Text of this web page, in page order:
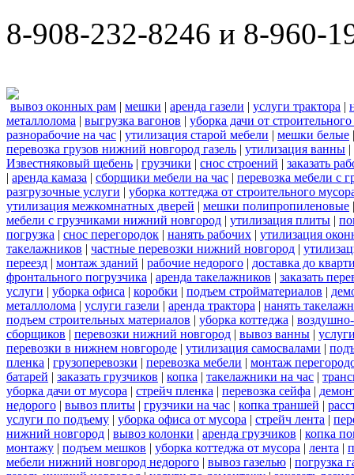
8-908-232-8246 и 8-960-
вывоз оконных рам | мешки | аренда газели | услуги трактора |
металлолома | выгрузка вагонов | уборка дачи от
разнорабочие на час | утилизация старой мебели | мешки белые
перевозка грузов нижний новгород газель | утилизация ванны |
Известняковый щебень | грузчики | снос строений | заказать
| аренда камаза | сборщики мебели на час | перевозка мебели с
разгрузочные услуги | уборка коттеджа от строительного
утилизация межкомнатных дверей | мешки полипропиленовые
мебели с грузчиками нижний новгород | утилизация плиты |
погрузка | снос перегородок | нанять рабочих | утилизация
такелажников | частные перевозки нижний новгород |
переезд | монтаж зданий | рабочие недорого | доставка до
фронтального погрузчика | аренда такелажников | заказать
услуги | уборка офиса | коробки | подъем стройматериалов |
металлолома | услуги газели | аренда трактора | нанять
подъем строительных материалов | уборка коттеджа |
сборщиков | перевозки нижний новгород | вывоз ванны |
перевозки в нижнем новгороде | утилизация самосвалами |
пленка | грузоперевозки | перевозка мебели | монтаж
батарей | заказать грузчиков | копка | такелажники на час |
уборка дачи от мусора | стрейч пленка | перевозка сейфа |
недорого | вывоз плиты | грузчики на час | копка траншей |
услуги по подъему | уборка офиса от мусора | стрейч лента |
нижний новгород | вывоз колонки | аренда грузчиков | копка
монтажу | подъем мешков | уборка коттеджа от мусора | лента |
мебели нижний новгород недорого | вывоз газелью | погрузка